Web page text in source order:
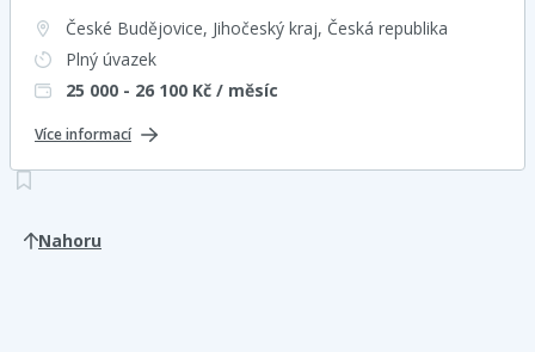
České Budějovice, Jihočeský kraj, Česká republika
Plný úvazek
25 000 - 26 100 Kč / měsíc
Více informací
Nahoru